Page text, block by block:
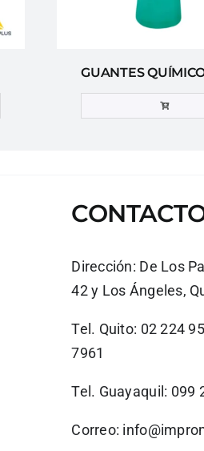
Dirección: De Los
42 y Los Ángeles,
Tel. Quito: 02 224
7961
Tel. Guayaquil: 099
Correo: